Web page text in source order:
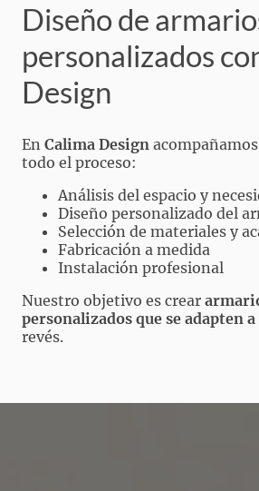
Diseño de
personalizados
Design
En Calima Design
todo el proceso:
Análisis del espacio y
Diseño personalizado del
Selección de materiales y
Fabricación a medida
Instalación profesional
Nuestro objetivo es crear
personalizados que se adapten
revés.